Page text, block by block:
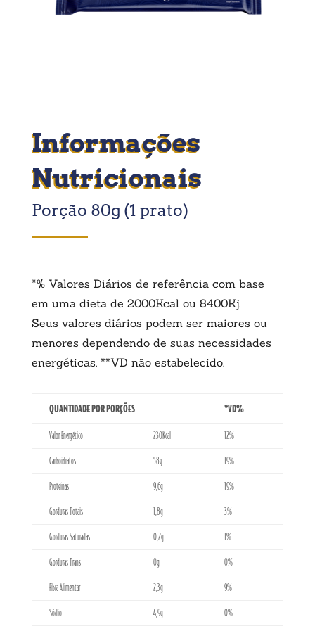
Informações
Nutricionais
Porção 80g (1 prato)
*% Valores Diários de referência com base
em uma dieta de 2000Kcal ou 8400Kj.
Seus valores diários podem ser maiores ou
menores dependendo de suas necessidades
energéticas. **VD não estabelecido.
QUANTIDADE POR PORÇÕES *VD%
Valor Energético 230Kcal 12%
Carboidratos 58g 19%
Proteínas 9,6g 19%
Gorduras Totais 1,8g 3%
Gorduras Saturadas 0,2g 1%
Gorduras Trans 0g 0%
Fibra Alimentar 2,3g 9%
Sódio 4,9g 0%